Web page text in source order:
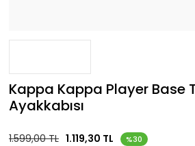
Kappa Kappa Player Base
Ayakkabısı
1.599,00 TL 1.119,30 TL %30